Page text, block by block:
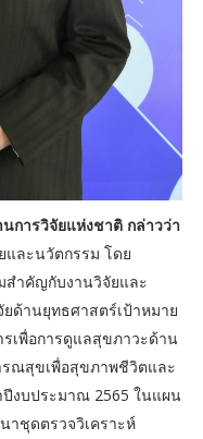
การวิจัยแห่งชาติ กล่าวว่า
และนวัตกรรม โดย
สำคัญกับงานวิจัยและ
ด้านยุทธศาสตร์เป้าหมาย
เพื่อการดูแลสุขภาวะด้าน
รณสุขเพื่อสุขภาพชีวิตและ
งบประมาณ 2565 ในแผน
าชุดตรวจวิเคราะห์